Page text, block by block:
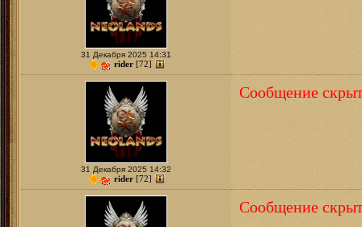
31 Декабря 2025 14:31
rider [72]
31 Декабря 2025 14:32
rider [72]
Сообщение
Сообщение